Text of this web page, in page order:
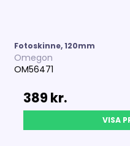
Fotoskinne, 120mm
Omegon
OM56471
389 kr.
VISA